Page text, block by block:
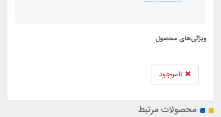
ویژگی‌های محصول
ناموجود
محصولات مرتبط